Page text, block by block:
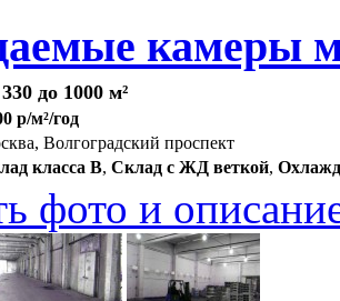
камеры
до 1000 м²
р/м²/год
Волгоградский проспект
класса B, Склад с ЖД веткой,
фото и